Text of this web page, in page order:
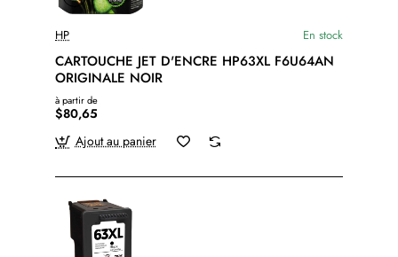
HP En stock
CARTOUCHE JET D'ENCRE HP63XL F6U64AN
ORIGINALE NOIR
à partir de
$80,65
Ajout au panier